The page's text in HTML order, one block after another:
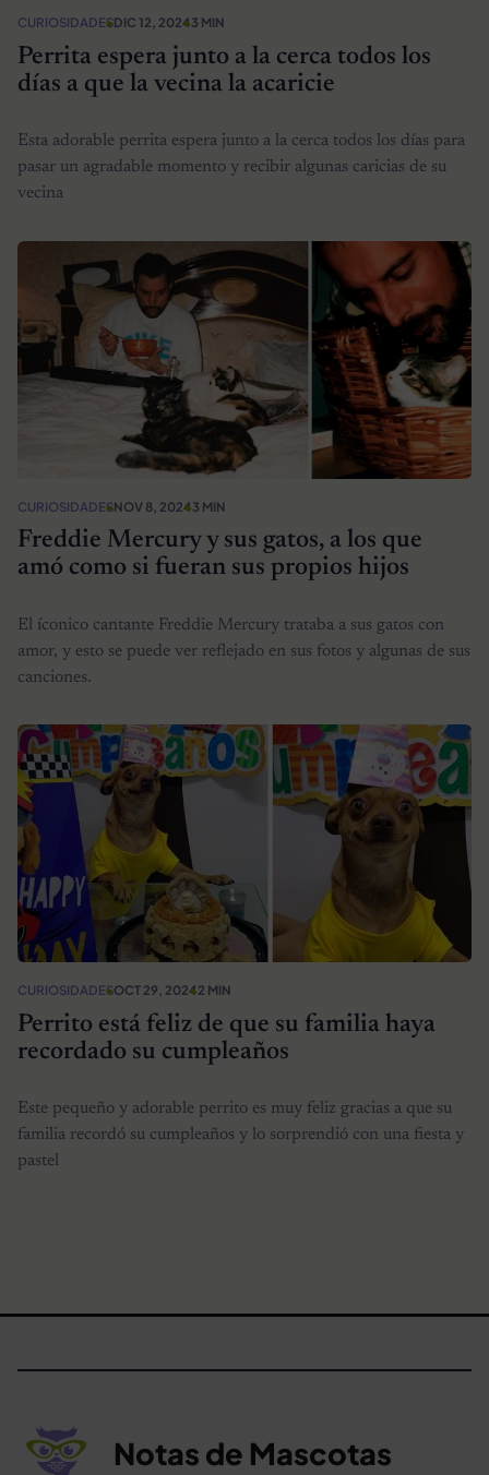
CURIOSIDADESDIC 12, 20243 MIN
Perrita espera junto a la cerca todos los
días a que la vecina la acaricie
Esta adorable perrita espera junto a la cerca todos los días para
pasar un agradable momento y recibir algunas caricias de su
vecina
CURIOSIDADESNOV 8, 20243 MIN
Freddie Mercury y sus gatos, a los que
amó como si fueran sus propios hijos
El íconico cantante Freddie Mercury trataba a sus gatos con
amor, y esto se puede ver reflejado en sus fotos y algunas de sus
canciones.
CURIOSIDADESOCT 29, 20242 MIN
Perrito está feliz de que su familia haya
recordado su cumpleaños
Este pequeño y adorable perrito es muy feliz gracias a que su
familia recordó su cumpleaños y lo sorprendió con una fiesta y
pastel
Notas de Mascotas